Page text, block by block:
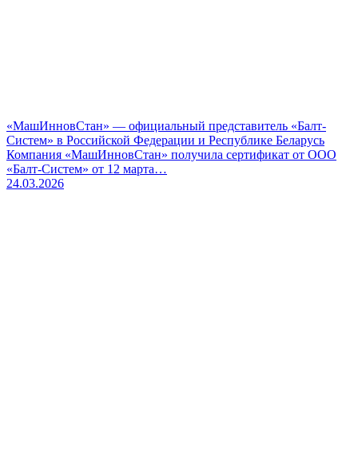
«МашИнновСтан» — официальный представитель «Балт-
Систем» в Российской Федерации и Республике Беларусь
Компания «МашИнновСтан» получила сертификат от ООО
«Балт-Систем» от 12 марта…
24.03.2026